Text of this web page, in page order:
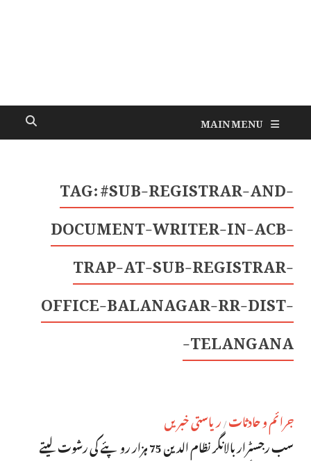
MAIN MENU
TAG:#SUB-REGISTRAR-AND-
DOCUMENT-WRITER-IN-ACB-
TRAP-AT-SUB-REGISTRAR-
OFFICE-BALANAGAR-RR-DIST-
TELANGANA-
جرائم و حادثات / ریاستی خبریں
سب رجسٹرار بالانگر نظام الدین 75 ہزار روپئے کی رشوت لیتے